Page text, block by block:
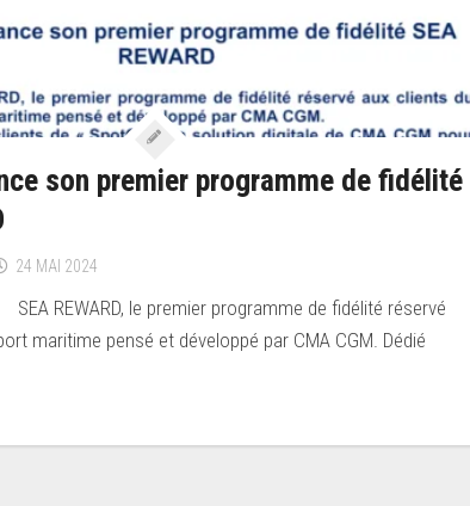
son premier programme de fidélité
24 MAI 2024
REWARD, le premier programme de fidélité réservé
maritime pensé et développé par CMA CGM. Dédié